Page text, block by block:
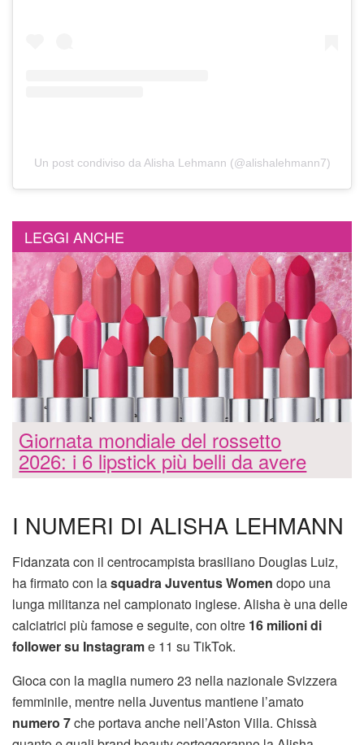
Un post condiviso da Alisha Lehmann (@alishalehmann7)
LEGGI ANCHE
Giornata mondiale del rossetto
2026: i 6 lipstick più belli da avere
I NUMERI DI ALISHA LEHMANN
Fidanzata con il centrocampista brasiliano Douglas Luiz,
ha firmato con lasquadra Juventus Women dopo una
lunga militanza nel campionato inglese. Alisha è una delle
calciatrici più famose e seguite, con oltre 16 milioni di
follower su Instagrame 11 su TikTok.
Gioca con la maglia numero 23 nella nazionale Svizzera
femminile, mentre nella Juventus mantiene l’amato
numero 7che portava anche nell’Aston Villa. Chissà